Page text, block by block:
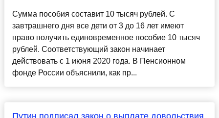
Сумма пособия составит 10 тысяч рублей. С
завтрашнего дня все дети от 3 до 16 лет имеют
право получить единовременное пособие 10 тысяч
рублей. Соответствующий закон начинает
действовать с 1 июня 2020 года. В Пенсионном
фонде России объяснили, как пр...
Путин подписал закон о выплате довольствия